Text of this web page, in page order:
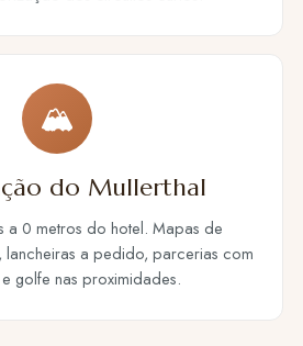
🏔
do Mullerthal
a 0 metros do hotel. Mapas de
lancheiras a pedido, parcerias com
golfe nas proximidades.